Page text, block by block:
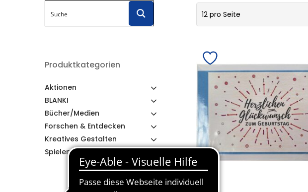
Produktkategorien
Aktionen
BLANKI
Bücher/Medien
Forschen & Entdecken
Kreatives Gestalten
Spielen & Lernen
12 pro Seite